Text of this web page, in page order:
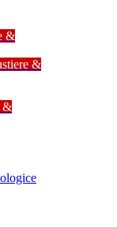
&
&
&